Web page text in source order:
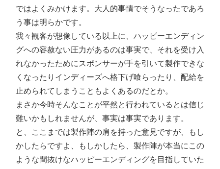
ではよくみかけます。大人的事情でそうなったであろ
う事は明らかです。
我々観客が想像している以上に、ハッピーエンディン
グへの容赦ない圧力があるのは事実で、それを受け入
れなかったためにスポンサーが手を引いて製作できな
くなったりインディーズへ格下げ喰らったり、配給を
止められてしまうこともよくあるのだとか。
まさか今時そんなことが平然と行われているとは信じ
難いかもしれませんが、事実は事実であります。
と、ここまでは製作陣の肩を持った意見ですが、もし
かしたらですよ、もしかしたら、製作陣が本当にこの
ような間抜けなハッピーエンディングを目指していた